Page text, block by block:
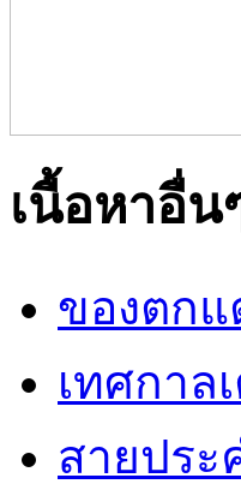
เนื้อหาอื่น
ของตก
เทศกาล
สายประ